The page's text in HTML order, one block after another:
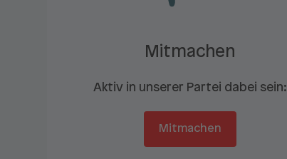
Mitmachen
Aktiv in unserer Partei dabei sein:
Mitmachen